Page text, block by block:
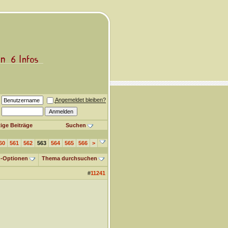
Angemeldet bleiben?
Beiträge Suchen
561 562 563 564 565 566 >
Optionen Thema durchsuchen
#11241